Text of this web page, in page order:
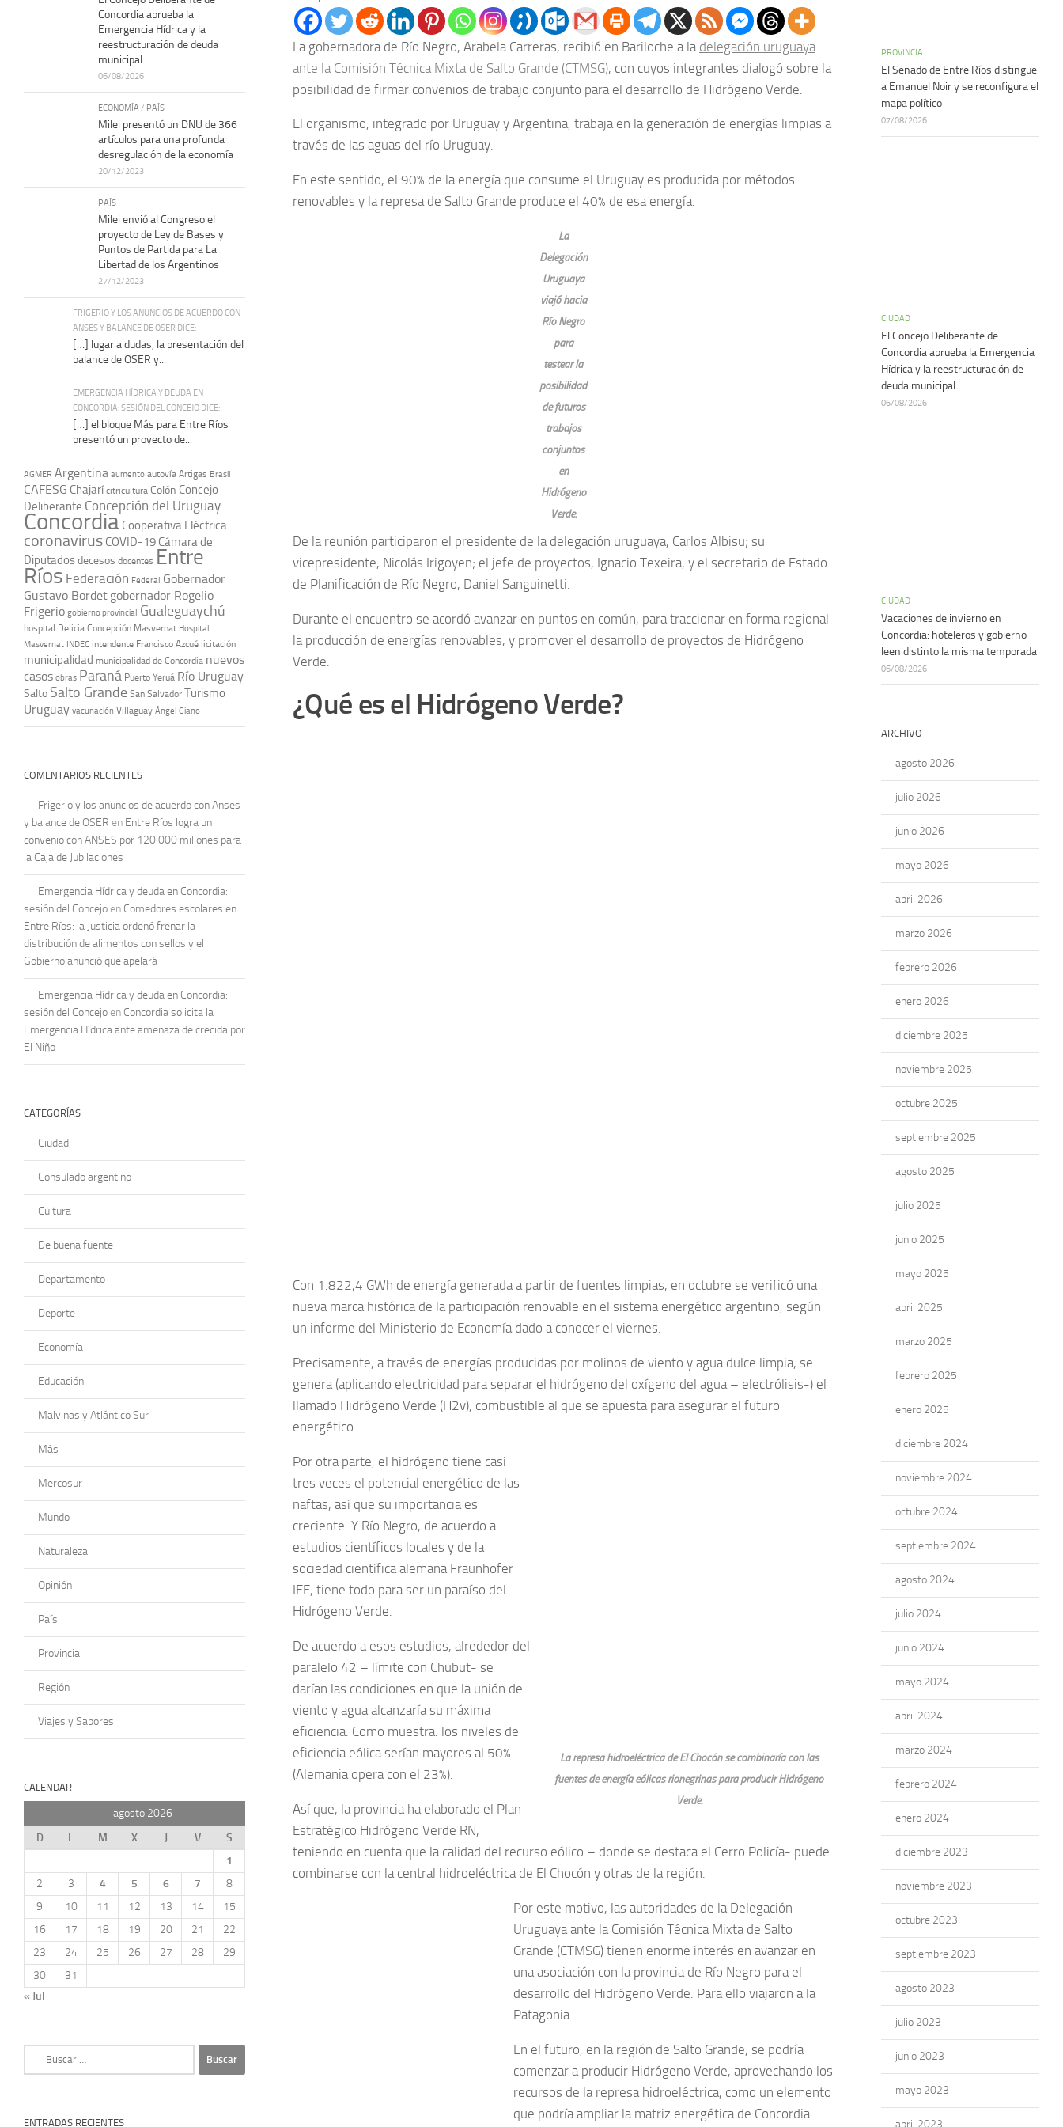
La gobernadora de Río Negro, Arabela Carreras, recibió en Bariloche a la delegación uruguaya
ante la Comisión Técnica Mixta de Salto Grande (CTMSG), con cuyos integrantes dialogó sobre la
posibilidad de firmar convenios de trabajo conjunto para el desarrollo de Hidrógeno Verde.
El organismo, integrado por Uruguay y Argentina, trabaja en la generación de energías limpias a
través de las aguas del río Uruguay.
En este sentido, el 90% de la energía que consume el Uruguay es producida por métodos
renovables y la represa de Salto Grande produce el 40% de esa energía.
La
Delegación
Uruguaya
viajó hacia
Río Negro
para
testear la
posibilidad
de futuros
trabajos
conjuntos
en
Hidrógeno
Verde.
De la reunión participaron el presidente de la delegación uruguaya, Carlos Albisu; su
vicepresidente, Nicolás Irigoyen; el jefe de proyectos, Ignacio Texeira, y el secretario de Estado
de Planificación de Río Negro, Daniel Sanguinetti.
Durante el encuentro se acordó avanzar en puntos en común, para traccionar en forma regional
la producción de energías renovables, y promover el desarrollo de proyectos de Hidrógeno
Verde.
¿Qué es el Hidrógeno Verde?
Con 1.822,4 GWh de energía generada a partir de fuentes limpias, en octubre se verificó una
nueva marca histórica de la participación renovable en el sistema energético argentino, según
un informe del Ministerio de Economía dado a conocer el viernes.
Precisamente, a través de energías producidas por molinos de viento y agua dulce limpia, se
genera (aplicando electricidad para separar el hidrógeno del oxígeno del agua – electrólisis-) el
llamado Hidrógeno Verde (H2v), combustible al que se apuesta para asegurar el futuro
energético.
La represa hidroeléctrica de El Chocón se combinaría con las
fuentes de energía eólicas rionegrinas para producir Hidrógeno
Verde.
Por otra parte, el hidrógeno tiene casi
tres veces el potencial energético de las
naftas, así que su importancia es
creciente. Y Río Negro, de acuerdo a
estudios científicos locales y de la
sociedad científica alemana Fraunhofer
IEE, tiene todo para ser un paraíso del
Hidrógeno Verde.
De acuerdo a esos estudios, alrededor del
paralelo 42 – límite con Chubut- se
darían las condiciones en que la unión de
viento y agua alcanzaría su máxima
eficiencia. Como muestra: los niveles de
eficiencia eólica serían mayores al 50%
(Alemania opera con el 23%).
Así que, la provincia ha elaborado el Plan
Estratégico Hidrógeno Verde RN,
teniendo en cuenta que la calidad del recurso eólico – donde se destaca el Cerro Policía- puede
combinarse con la central hidroeléctrica de El Chocón y otras de la región.
Por este motivo, las autoridades de la Delegación
Uruguaya ante la Comisión Técnica Mixta de Salto
Grande (CTMSG) tienen enorme interés en avanzar en
una asociación con la provincia de Río Negro para el
desarrollo del Hidrógeno Verde. Para ello viajaron a la
Patagonia.
En el futuro, en la región de Salto Grande, se podría
comenzar a producir Hidrógeno Verde, aprovechando los
recursos de la represa hidroeléctrica, como un elemento
que podría ampliar la matriz energética de Concordia
Concordia aprueba la
Emergencia Hídrica y la
reestructuración de deuda
municipal
06/08/2026
ECONOMÍA / PAÍS
Milei presentó un DNU de 366
artículos para una profunda
desregulación de la economía
20/12/2023
PAÍS
Milei envió al Congreso el
proyecto de Ley de Bases y
Puntos de Partida para La
Libertad de los Argentinos
27/12/2023
FRIGERIO Y LOS ANUNCIOS DE ACUERDO CON
ANSES Y BALANCE DE OSER DICE:
[…] lugar a dudas, la presentación del
balance de OSER y...
EMERGENCIA HÍDRICA Y DEUDA EN
CONCORDIA: SESIÓN DEL CONCEJO DICE:
[…] el bloque Más para Entre Ríos
presentó un proyecto de...
AGMER Argentina aumento autovía Artigas Brasil
CAFESG Chajarí citricultura Colón Concejo
Deliberante Concepción del Uruguay
Concordia Cooperativa Eléctrica
coronavirus COVID-19 Cámara de
Diputadosdecesos docentes Entre
Ríos Federación Federal Gobernador
Gustavo Bordet gobernador Rogelio
Frigerio gobierno provincial Gualeguaychú
hospital Delicia Concepción Masvernat Hospital
Masvernat INDEC intendente Francisco Azcué licitación
municipalidad municipalidad de Concordia nuevos
casos obras Paraná Puerto Yeruá Río Uruguay
Salto Salto Grande San Salvador Turismo
Uruguay vacunación Villaguay Ángel Giano
COMENTARIOS RECIENTES
Frigerio y los anuncios de acuerdo con Anses
y balance de OSER en Entre Ríos logra un
convenio con ANSES por 120.000 millones para
la Caja de Jubilaciones
Emergencia Hídrica y deuda en Concordia:
sesión del Concejo en Comedores escolares en
Entre Ríos: la Justicia ordenó frenar la
distribución de alimentos con sellos y el
Gobierno anunció que apelará
Emergencia Hídrica y deuda en Concordia:
sesión del Concejo en Concordia solicita la
Emergencia Hídrica ante amenaza de crecida por
El Niño
CATEGORÍAS
Ciudad
Consulado argentino
Cultura
De buena fuente
Departamento
Deporte
Economía
Educación
Malvinas y Atlántico Sur
Más
Mercosur
Mundo
Naturaleza
Opinión
País
Provincia
Región
Viajes y Sabores
CALENDAR
agosto 2026
D
L M X J V
S
1
2
3 4 5 6 7
8
9
10 11 12 13 14
15
16
17 18 19 20 21
22
23
24 25 26 27 28
29
30
31
« Jul
ENTRADAS RECIENTES
PROVINCIA
El Senado de Entre Ríos distingue
a Emanuel Noir y se reconfigura el
mapa político
07/08/2026
CIUDAD
El Concejo Deliberante de
Concordia aprueba la Emergencia
Hídrica y la reestructuración de
deuda municipal
06/08/2026
CIUDAD
Vacaciones de invierno en
Concordia: hoteleros y gobierno
leen distinto la misma temporada
06/08/2026
ARCHIVO
agosto 2026
julio 2026
junio 2026
mayo 2026
abril 2026
marzo 2026
febrero 2026
enero 2026
diciembre 2025
noviembre 2025
octubre 2025
septiembre 2025
agosto 2025
julio 2025
junio 2025
mayo 2025
abril 2025
marzo 2025
febrero 2025
enero 2025
diciembre 2024
noviembre 2024
octubre 2024
septiembre 2024
agosto 2024
julio 2024
junio 2024
mayo 2024
abril 2024
marzo 2024
febrero 2024
enero 2024
diciembre 2023
noviembre 2023
octubre 2023
septiembre 2023
agosto 2023
julio 2023
junio 2023
mayo 2023
abril 2023